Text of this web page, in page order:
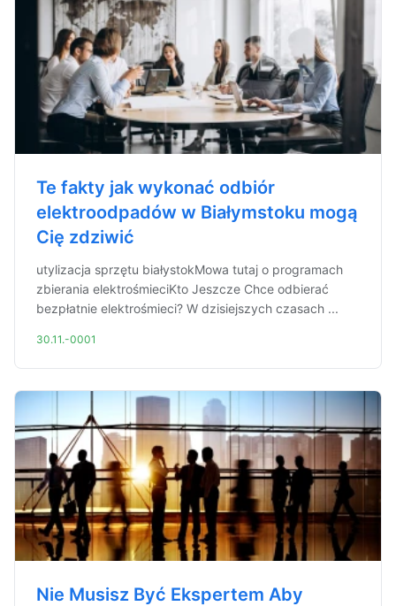
Te fakty jak wykonać odbiór
elektroodpadów w Białymstoku mogą
Cię zdziwić
utylizacja sprzętu białystokMowa tutaj o programach
zbierania elektrośmieciKto Jeszcze Chce odbierać
bezpłatnie elektrośmieci? W dzisiejszych czasach ...
30.11.-0001
Nie Musisz Być Ekspertem Aby